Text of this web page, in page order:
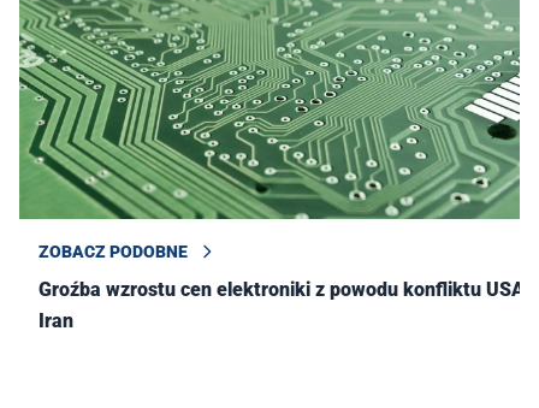
ZOBACZ PODOBNE
Groźba wzrostu cen elektroniki z powodu konfliktu USA–
Iran